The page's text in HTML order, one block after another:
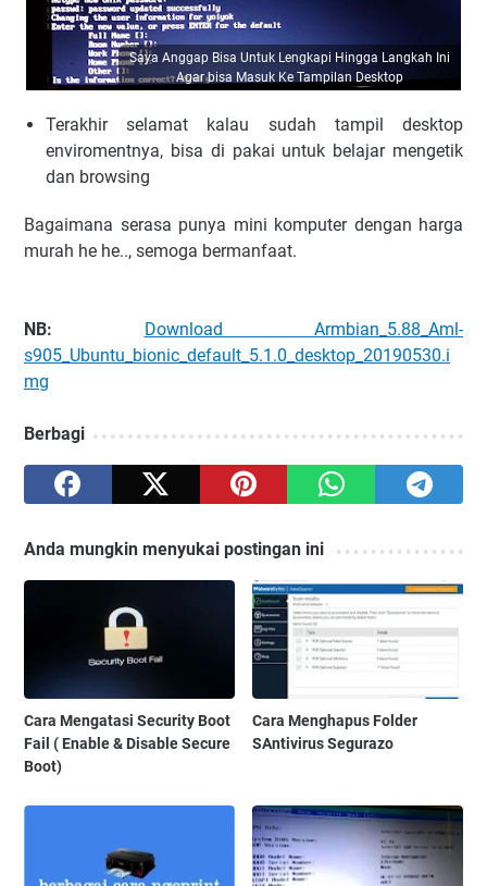
Saya Anggap Bisa Untuk Lengkapi Hingga Langkah Ini
Agar bisa Masuk Ke Tampilan Desktop
Terakhir selamat kalau sudah tampil desktop
enviromentnya, bisa di pakai untuk belajar mengetik
dan browsing
Bagaimana serasa punya mini komputer dengan harga
murah he he.., semoga bermanfaat.
NB:
Download Armbian_5.88_Aml-
s905_Ubuntu_bionic_default_5.1.0_desktop_20190530.i
mg
Berbagi
Anda mungkin menyukai postingan ini
Cara Mengatasi Security Boot
Fail ( Enable & Disable Secure
Boot)
Cara Menghapus Folder
SAntivirus Segurazo